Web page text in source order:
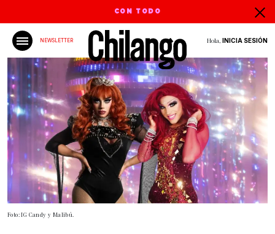
CON TODO
NEWSLETTER Hola, INICIA SESIÓN
Foto: IG Candy y Malibú.